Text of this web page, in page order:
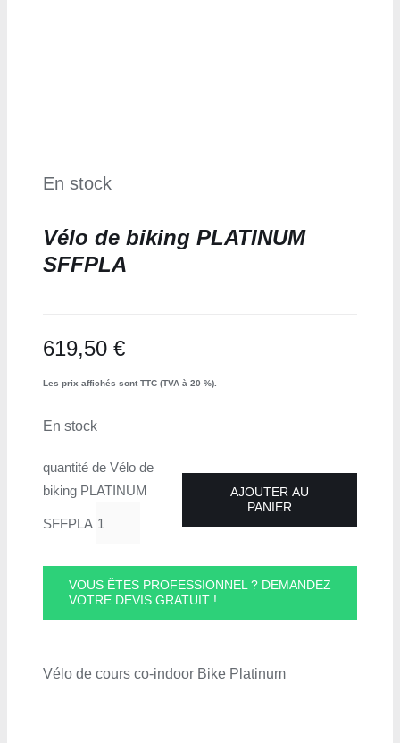
En stock
Vélo de biking PLATINUM
SFFPLA
619,50 €
Les prix affichés sont TTC (TVA à 20 %).
En stock
quantité de Vélo de
biking PLATINUM
SFFPLA
AJOUTER AU
PANIER
VOUS ÊTES PROFESSIONNEL ? DEMANDEZ
VOTRE DEVIS GRATUIT !
Vélo de cours co-indoor Bike Platinum